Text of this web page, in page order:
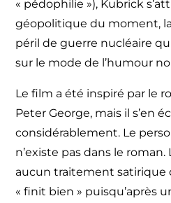
« pédophilie »), Kubrick
géopolitique du moment,
péril de guerre nucléaire
sur le mode de l’humour
Le film a été inspiré par le
Peter George, mais il s’en
considérablement. Le
n’existe pas dans le
aucun traitement satirique
« finit bien » puisqu’après